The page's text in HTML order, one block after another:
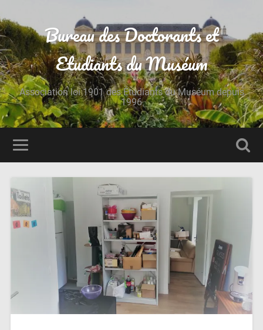
Bureau des Doctorants et
Etudiants du Muséum
Association loi 1901 des Étudiants du Muséum depuis
1996